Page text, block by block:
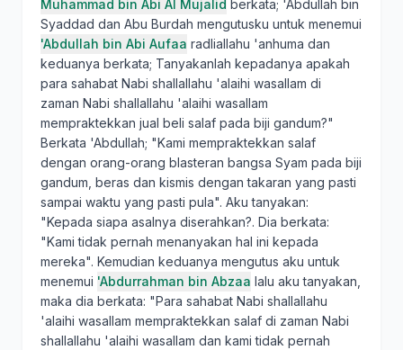
Muhammad bin Abi Al Mujalid berkata; 'Abdullah bin
Syaddad dan Abu Burdah mengutusku untuk menemui
'Abdullah bin Abi Aufaa radliallahu 'anhuma dan
keduanya berkata; Tanyakanlah kepadanya apakah
para sahabat Nabi shallallahu 'alaihi wasallam di
zaman Nabi shallallahu 'alaihi wasallam
mempraktekkan jual beli salaf pada biji gandum?"
Berkata 'Abdullah; "Kami mempraktekkan salaf
dengan orang-orang blasteran bangsa Syam pada biji
gandum, beras dan kismis dengan takaran yang pasti
sampai waktu yang pasti pula". Aku tanyakan:
"Kepada siapa asalnya diserahkan?. Dia berkata:
"Kami tidak pernah menanyakan hal ini kepada
mereka". Kemudian keduanya mengutus aku untuk
menemui 'Abdurrahman bin Abzaa lalu aku tanyakan,
maka dia berkata: "Para sahabat Nabi shallallahu
'alaihi wasallam mempraktekkan salaf di zaman Nabi
shallallahu 'alaihi wasallam dan kami tidak pernah